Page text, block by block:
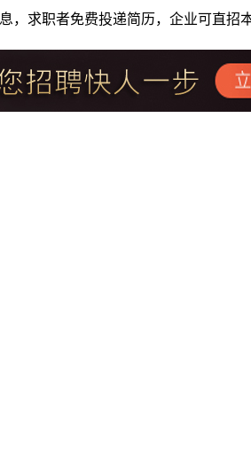
，求职者免费投递简历，企业可直招